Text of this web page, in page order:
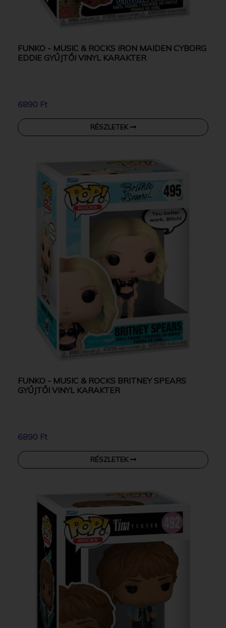
FUNKO - MUSIC & ROCKS IRON MAIDEN CYBORG
EDDIE GYŰJTŐI VINYL KARAKTER
6890 Ft
RÉSZLETEK
FUNKO - MUSIC & ROCKS BRITNEY SPEARS
GYŰJTŐI VINYL KARAKTER
6890 Ft
RÉSZLETEK